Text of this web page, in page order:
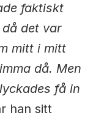
faktiskt
det var
mitt i mitt
då. Men
få in
han sitt